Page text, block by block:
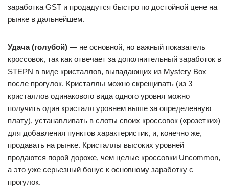
заработка GST и продадутся быстро по достойной цене на
рынке в дальнейшем.
Удача (голубой) — не основной, но важный показатель
кроссовок, так как отвечает за дополнительный заработок в
STEPN в виде кристаллов, выпадающих из Mystery Box
после прогулок. Кристаллы можно скрещивать (из 3
кристаллов одинакового вида одного уровня можно
получить один кристалл уровнем выше за определенную
плату), устанавливать в слоты своих кроссовок («розетки»)
для добавления пунктов характеристик, и, конечно же,
продавать на рынке. Кристаллы высоких уровней
продаются порой дороже, чем целые кроссовки Uncommon,
а это уже серьезный бонус к основному заработку с
прогулок.